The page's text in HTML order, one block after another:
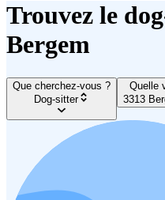
Trouvez le
Bergem
Que cherchez-vous ?
Dog-sitter
Quelle
3313